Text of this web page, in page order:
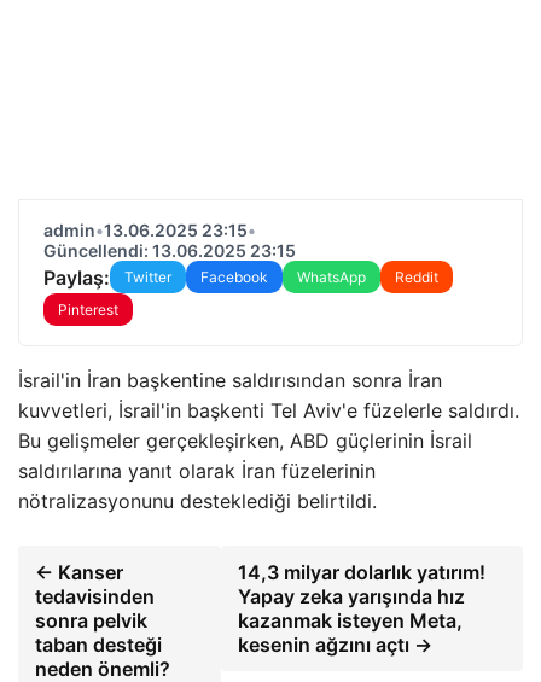
admin•13.06.2025 23:15•
Güncellendi: 13.06.2025 23:15
Paylaş: Twitter Facebook WhatsApp
Reddit
Pinterest
İsrail'in İran başkentine saldırısından sonra İran
kuvvetleri, İsrail'in başkenti Tel Aviv'e füzelerle saldırdı.
Bu gelişmeler gerçekleşirken, ABD güçlerinin İsrail
saldırılarına yanıt olarak İran füzelerinin
nötralizasyonunu desteklediği belirtildi.
← Kanser
tedavisinden
sonra pelvik
taban desteği
neden önemli?
14,3 milyar dolarlık yatırım!
Yapay zeka yarışında hız
kazanmak isteyen Meta,
kesenin ağzını açtı →